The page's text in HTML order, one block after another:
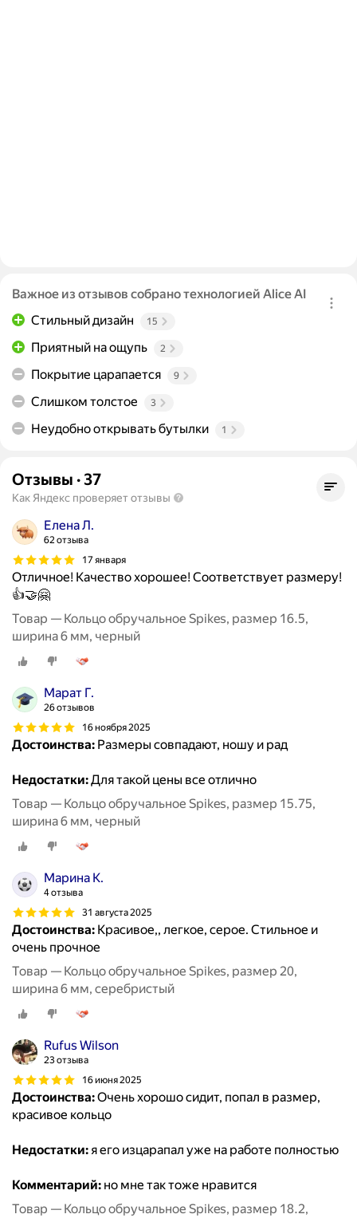
Важное из отзывов собрано технологией Alice AI
Стильный дизайн
15
Приятный на ощупь 2
Покрытие царапается 9
Слишком толстое 3
Неудобно открывать бутылки 1
Отзывы · 37
Как Яндекс проверяет отзывы
Елена Л.
62 отзыва
17 января
Отличное! Качество хорошее! Соответствует размеру!
👍🤝🤗
Товар — Кольцо обручальное Spikes, размер 16.5,
ширина 6 мм, черный
Марат Г.
26 отзывов
16 ноября 2025
Достоинства: Размеры совпадают, ношу и рад
Недостатки:Для такой цены все отлично
Товар — Кольцо обручальное Spikes, размер 15.75,
ширина 6 мм, черный
Марина К.
4 отзыва
31 августа 2025
Достоинства: Красивое,, легкое, серое. Стильное и
очень прочное
Товар — Кольцо обручальное Spikes, размер 20,
ширина 6 мм, серебристый
Rufus Wilson
23 отзыва
16 июня 2025
Достоинства:Очень хорошо сидит, попал в размер,
красивое кольцо
Недостатки:я его изцарапал уже на работе полностью
Комментарий: но мне так тоже нравится
Товар — Кольцо обручальное Spikes, размер 18.2,